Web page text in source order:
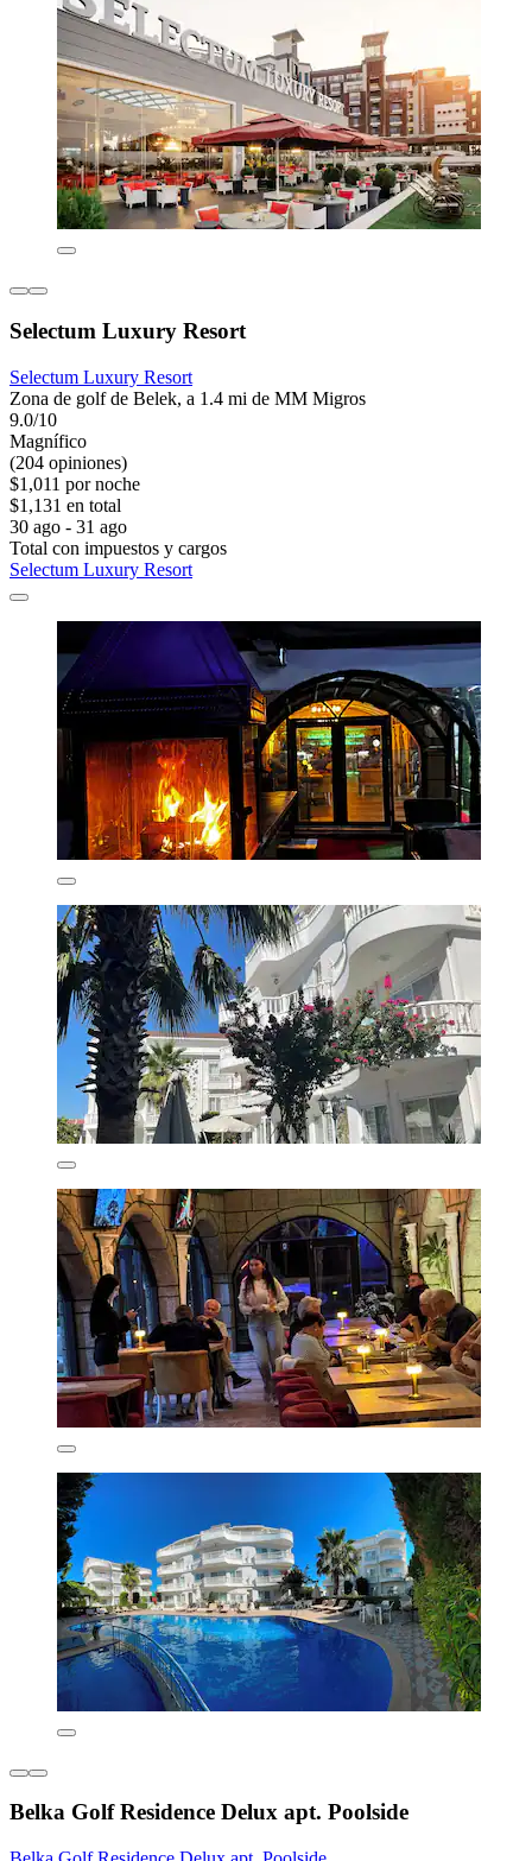
Selectum Luxury Resort
Selectum Luxury Resort
Zona de golf de Belek, a 1.4 mi de MM Migros
9.0/10
Magnífico
(204 opiniones)
$1,011 por noche
$1,131 en total
30 ago - 31 ago
Total con impuestos y cargos
Selectum Luxury Resort
Belka Golf Residence Delux apt. Poolside